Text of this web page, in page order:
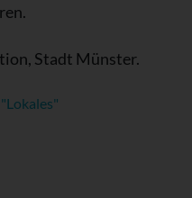
Stadt Münster.